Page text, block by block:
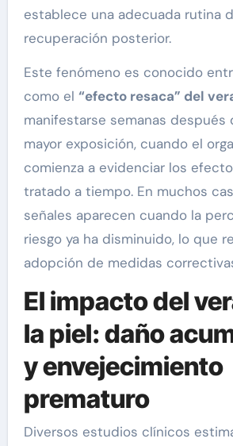
establece una adecuada rutina
recuperación posterior.
Este fenómeno es conocido
como el “efecto resaca” del
manifestarse semanas después
mayor exposición, cuando el
comienza a evidenciar los
tratado a tiempo. En muchos
señales aparecen cuando la
riesgo ya ha disminuido, lo que
adopción de medidas
El impacto del
la piel: daño
y envejecimiento
prematuro
Diversos estudios clínicos